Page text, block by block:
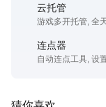
云托管
游戏多开托管, 全
连点器
自动连点工具, 设